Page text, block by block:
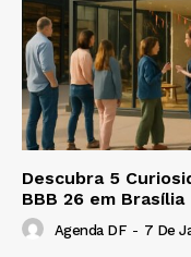
Descubra 5
BBB 26 em Brasília
Agenda DF - 7 De